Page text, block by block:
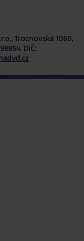
Trocnovská 1060,
DIČ: